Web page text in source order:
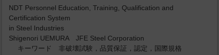
NDT Personnel Education, Training, Qualification and
Certification System
in Steel Industries
Shigenori UEMURA JFE Steel Corporation
キーワード 非破壊試験，品質保証，認定，国際規格